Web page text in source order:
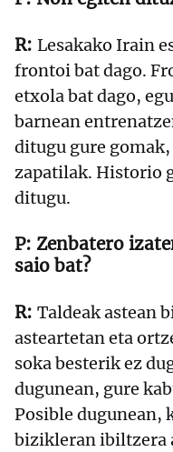
Lesakako Irain
frontoi bat dago.
etxola bat dago,
barnean
ditugu gure
zapatilak. Historio
ditugu.
Zenbatero
saio bat?
Taldeak astean
asteartetan eta
soka besterik ez
dugunean, gure
Posible dugunean,
bizikleran ibiltzera